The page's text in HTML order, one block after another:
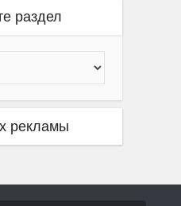
раздел
рекламы